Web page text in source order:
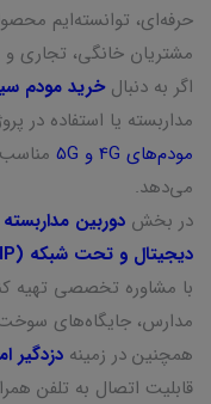
حرفه‌ای، توانسته‌ایم
مشتریان خانگی، تجاری و
اگر به دنبالخرید مودم
مداربسته یا استفاده در
مودم‌های 4G و 5G
مناسب
می‌دهد.
در بخش دوربین مداربسته
دیجیتال و تحت شبکه (IP)
با مشاوره تخصصی تهیه
مدارس، جایگاه‌های سوخت
همچنین در زمینه دزدگیر
قابلیت اتصال به تلفن